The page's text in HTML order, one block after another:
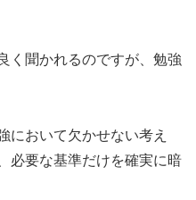
く聞かれるのですが、勉強
において欠かせない考え
必要な基準だけを確実に暗